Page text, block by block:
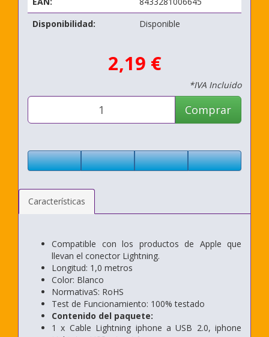
Disponibilidad:
Disponible
2,19 €
*IVA Incluido
Comprar
Características
Compatible con los productos de Apple que
llevan el conector Lightning.
Longitud: 1,0 metros
Color: Blanco
NormativaS: RoHS
Test de Funcionamiento: 100% testado
Contenido del paquete:
1 x Cable Lightning iphone a USB 2.0, iphone